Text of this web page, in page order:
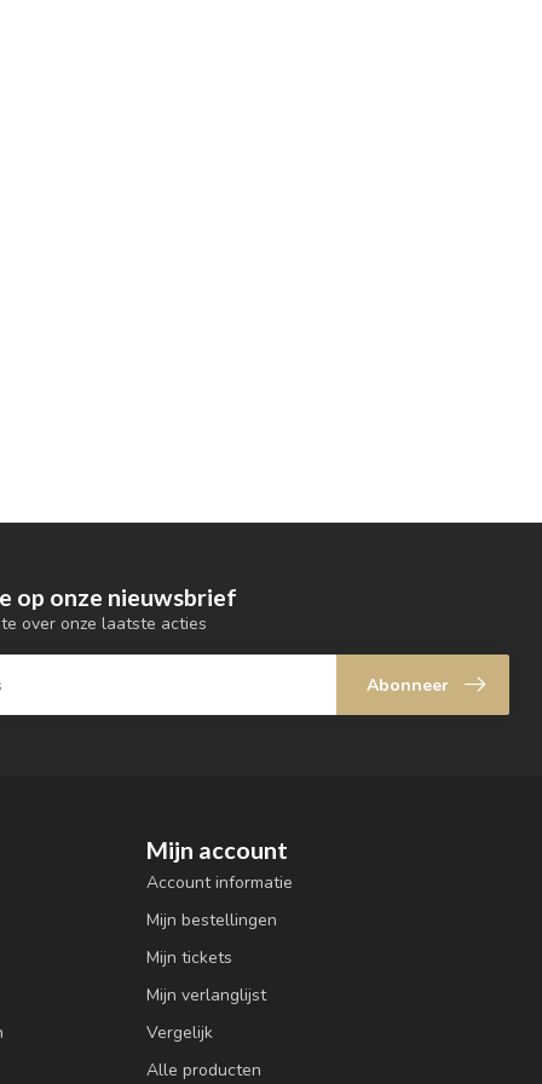
op onze nieuwsbrief
over onze laatste acties
Abonneer
Mijn account
Account informatie
Mijn bestellingen
Mijn tickets
Mijn verlanglijst
Vergelijk
Alle producten